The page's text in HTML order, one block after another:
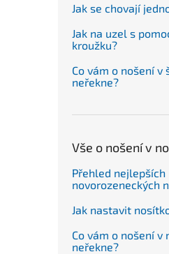
Jak se chovají
Jak na uzel s
kroužku?
Co vám o nošení v
neřekne?
Vše o nošení v
Přehled nejlepších
novorozeneckých
Jak nastavit
Co vám o nošení v
neřekne?